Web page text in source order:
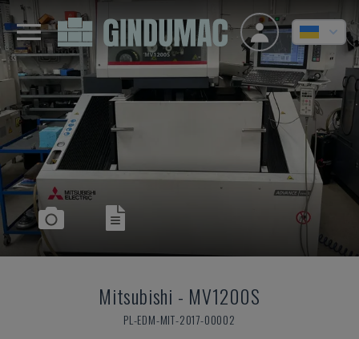
Mitsubishi - MV1200S
PL-EDM-MIT-2017-00002